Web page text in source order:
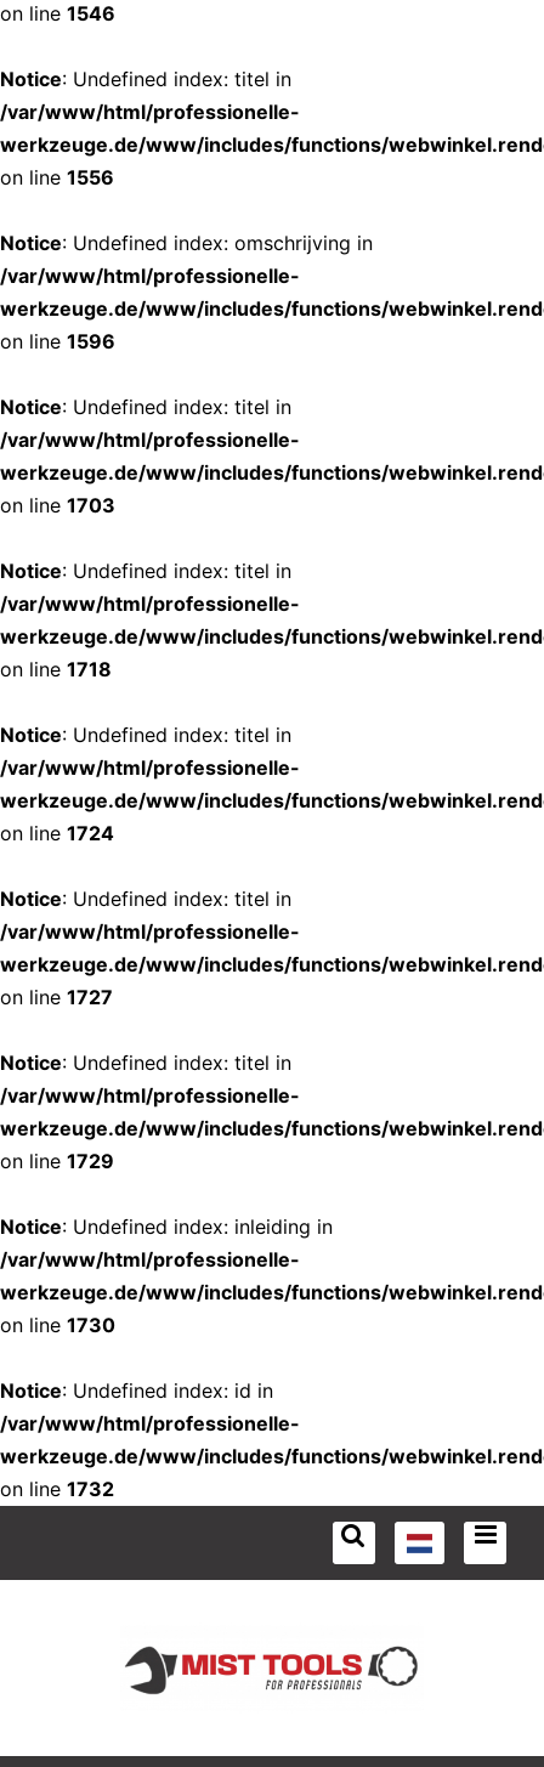
on line 1546
Notice: Undefined index: titel in
/var/www/html/professionelle-
werkzeuge.de/www/includes/functions/
on line 1556
Notice: Undefined index: omschrijving in
/var/www/html/professionelle-
werkzeuge.de/www/includes/functions/
on line 1596
Notice: Undefined index: titel in
/var/www/html/professionelle-
werkzeuge.de/www/includes/functions/
on line 1703
Notice: Undefined index: titel in
/var/www/html/professionelle-
werkzeuge.de/www/includes/functions/
on line 1718
Notice: Undefined index: titel in
/var/www/html/professionelle-
werkzeuge.de/www/includes/functions/
on line 1724
Notice: Undefined index: titel in
/var/www/html/professionelle-
werkzeuge.de/www/includes/functions/
on line 1727
Notice: Undefined index: titel in
/var/www/html/professionelle-
werkzeuge.de/www/includes/functions/
on line 1729
Notice: Undefined index: inleiding in
/var/www/html/professionelle-
werkzeuge.de/www/includes/functions/
on line 1730
Notice: Undefined index: id in
/var/www/html/professionelle-
werkzeuge.de/www/includes/functions/
on line 1732